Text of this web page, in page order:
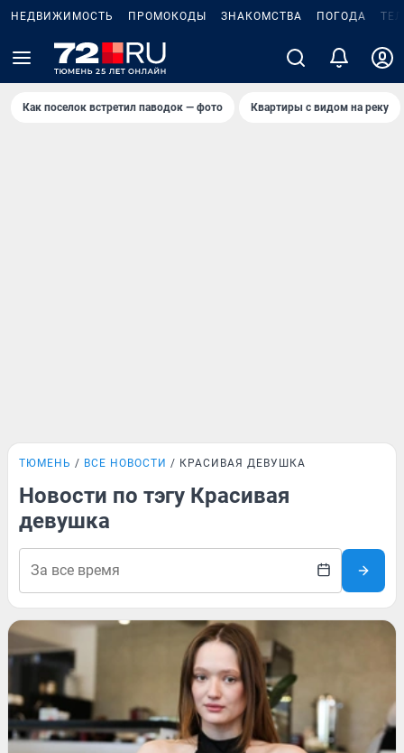
НЕДВИЖИМОСТЬ ПРОМОКОДЫ ЗНАКОМСТВА ПОГОДА
Как поселок встретил паводок — фото Квартиры с видом на реку
ТЮМЕНЬ ВСЕ НОВОСТИ КРАСИВАЯ ДЕВУШКА
Новости по тэгу Красивая
девушка